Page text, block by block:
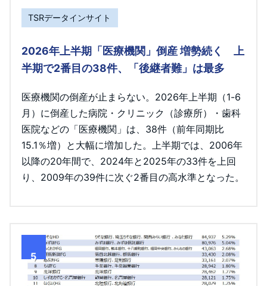
TSRデータインサイト
2026年上半期「医療機関」倒産 増勢続く 上
半期で2番目の38件、「後継者難」は最多
医療機関の倒産が止まらない。2026年上半期（1-6
月）に倒産した病院・クリニック（診療所）・歯科
医院などの「医療機関」は、38件（前年同期比
15.1％増）と大幅に増加した。上半期では、2006年
以降の20年間で、2024年と2025年の33件を上回
り、2009年の39件に次ぐ2番目の高水準となった。
5